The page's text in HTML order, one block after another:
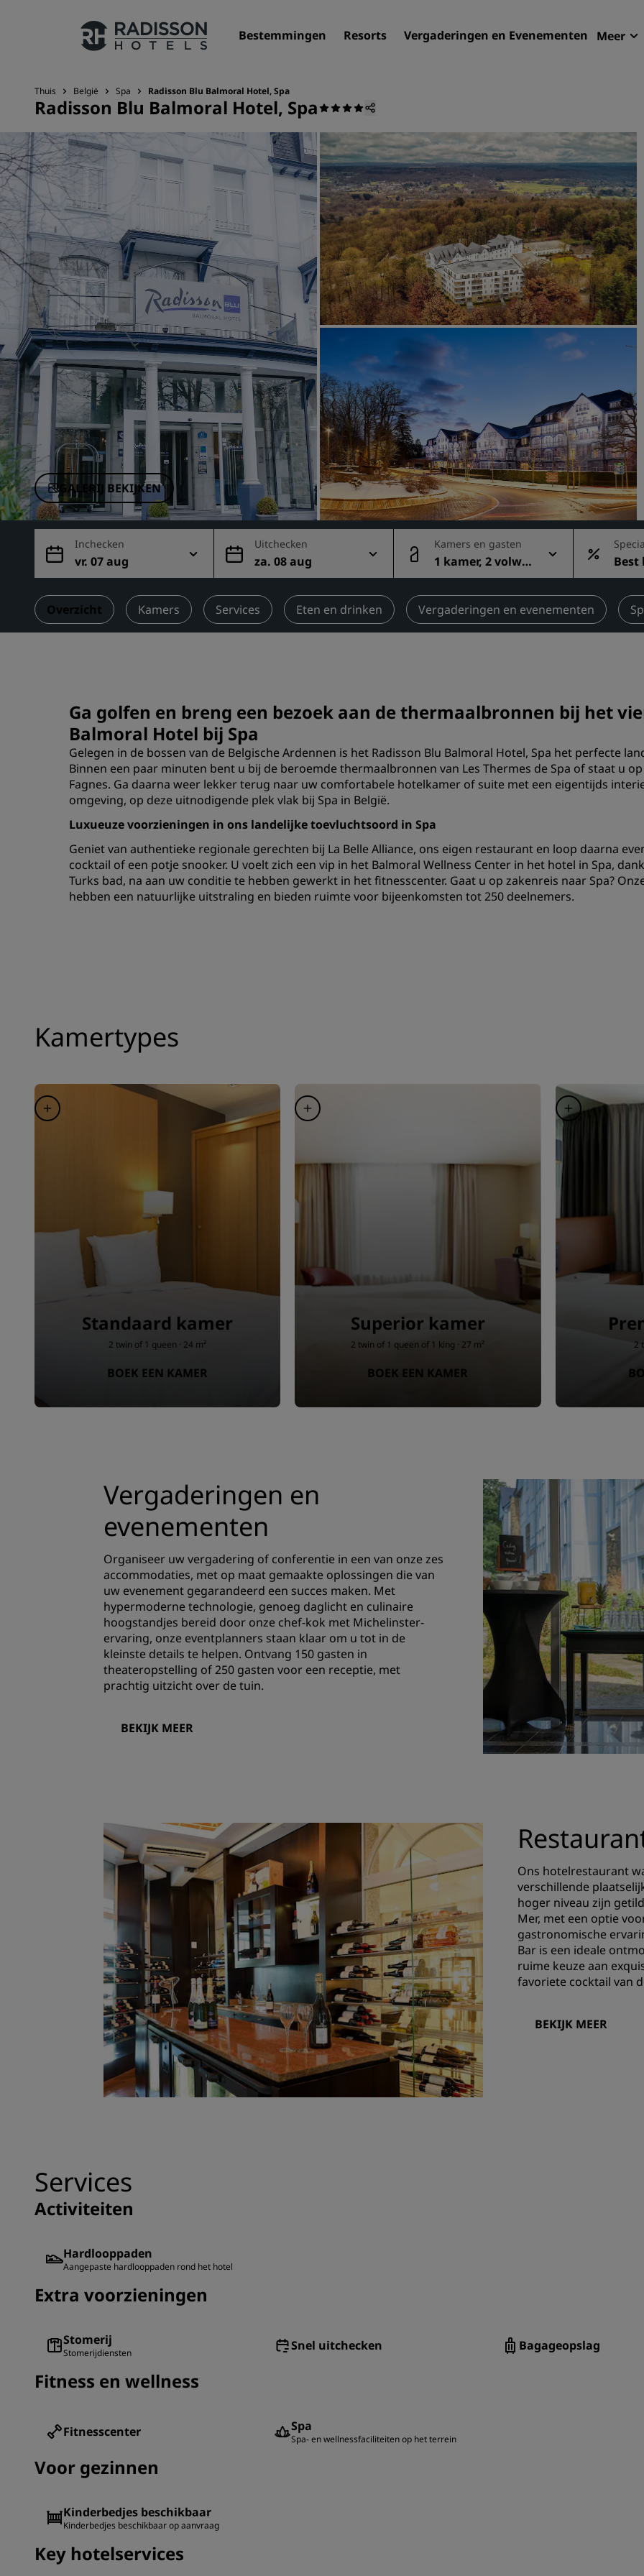
Bestemmingen Resorts Vergaderingen en Evenementen Meer
Onze merken
Radisson Hotels Brands
Gelieerde merken in China
Bestemmingen
Resorts
Serviceappartementen
Luchthavenhotels
Nieuwe toekomstige hotels
Vergaderingen en
evenementen
Ontdek Radisson Meetings
Boek een vergaderruimte
Een offerte aanvragen
Branche-oplossingen
Vluchten zoeken
Vluchten zoeken
Dineren
Zoek een restaurant
Digitale services
Radisson Hotels-app
Thuis België Spa Radisson Blu Balmoral Hotel, Spa
Radisson Blu Balmoral Hotel, Spa
GALERIJ BEKIJKEN
Inchecken
vr. 07 aug
Uitchecken
za. 08 aug
Kamers en gasten
1 kamer, 2 volwa
ssenen
Best
Overzicht Kamers Services Eten en drinken Vergaderingen en evenementen
Ga golfen en breng een bezoek aan de thermaalbronnen bij het
Balmoral Hotel bij Spa
Gelegen in de bossen van de Belgische Ardennen is het Radisson Blu Balmoral Hotel, Spa het perfecte
Binnen een paar minuten bent u bij de beroemde thermaalbronnen van Les Thermes de Spa of staat u
Fagnes. Ga daarna weer lekker terug naar uw comfortabele hotelkamer of suite met een eigentijds
omgeving, op deze uitnodigende plek vlak bij Spa in België.
Luxueuze voorzieningen in ons landelijke toevluchtsoord in Spa
‌Geniet van authentieke regionale gerechten bij La Belle Alliance, ons eigen restaurant en loop daarna
cocktail of een potje snooker. U voelt zich een vip in het Balmoral Wellness Center in het hotel in Spa,
Turks bad, na aan uw conditie te hebben gewerkt in het fitnesscenter. Gaat u op zakenreis naar Spa?
hebben een natuurlijke uitstraling en bieden ruimte voor bijeenkomsten tot 250 deelnemers.
Kamertypes
Standaard kamer
2 twin of 1 queen · 24 m²
BOEK EEN KAMER
Superior kamer
2 twin of 1 queen of 1 king · 27 m²
BOEK EEN KAMER
2
Vergaderingen en
evenementen
Organiseer uw vergadering of conferentie in een van onze zes
accommodaties, met op maat gemaakte oplossingen die van
uw evenement gegarandeerd een succes maken. Met
hypermoderne technologie, genoeg daglicht en culinaire
hoogstandjes bereid door onze chef-kok met Michelinster-
ervaring, onze eventplanners staan klaar om u tot in de
kleinste details te helpen. Ontvang 150 gasten in
theateropstelling of 250 gasten voor een receptie, met
prachtig uitzicht over de tuin.
BEKIJK MEER
Ons hotelrestaurant
verschillende
hoger niveau zijn
Mer, met een optie
gastronomische
Bar is een ideale
ruime keuze aan
favoriete cocktail van
BEKIJK MEER
Services
Activiteiten
Hardlooppaden
Aangepaste hardlooppaden rond het hotel
Extra voorzieningen
Stomerij
Stomerijdiensten Snel uitchecken Bagageopslag
Fitness en wellness
Fitnesscenter Spa
Spa- en wellnessfaciliteiten op het terrein
Voor gezinnen
Kinderbedjes beschikbaar
Kinderbedjes beschikbaar op aanvraag
Key hotelservices